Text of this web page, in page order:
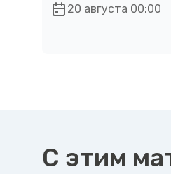
20 августа 00:00
С этим